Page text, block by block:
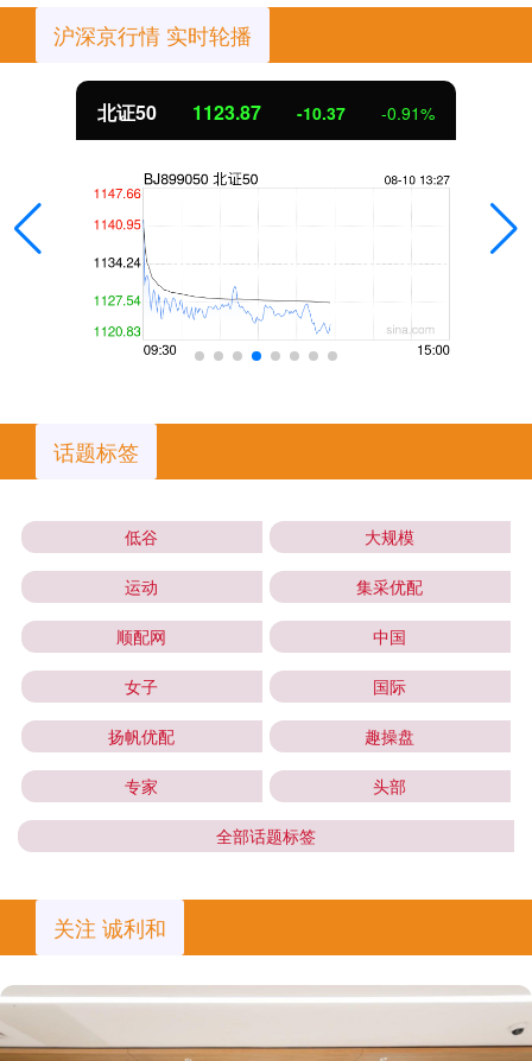
沪深京行情 实时轮播
北证50 1123.87 -10.37 -0.91%
话题标签
低谷 大规模
运动 集采优配
顺配网 中国
女子 国际
扬帆优配 趣操盘
专家 头部
全部话题标签
关注 诚利和